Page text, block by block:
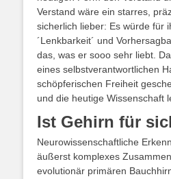
Verstand wäre ein starres,
sicherlich lieber: Es würde für
´Lenkbarkeit´ und
das, was er sooo sehr liebt.
eines selbstverantwortlichen
schöpferischen Freiheit
und die heutige Wissenschaft
Ist Gehirn für
Neurowissenschaftliche
äußerst komplexes
evolutionär primären